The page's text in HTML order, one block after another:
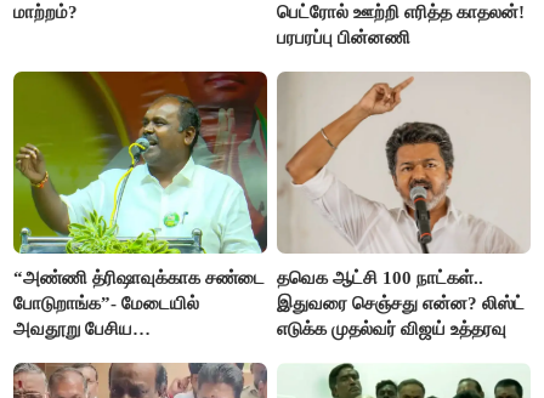
மாற்றம்?
பெட்ரோல் ஊற்றி எரித்த காதலன்!
பரபரப்பு பின்னணி
“அண்ணி த்ரிஷாவுக்காக சண்டை
போடுறாங்க”- மேடையில்
அவதூறு பேசிய
தவெக ஆட்சி 100 நாட்கள்..
இதுவரை செஞ்சது என்ன? லிஸ்ட்
எடுக்க முதல்வர் விஜய் உத்தரவு